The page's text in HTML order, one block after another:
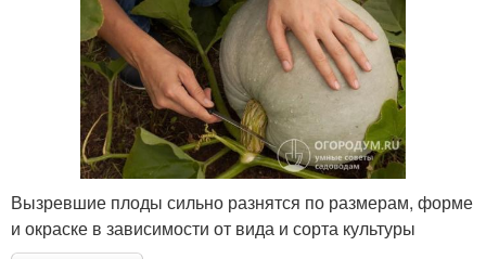
Вызревшие плоды сильно разнятся по размерам, форме
и окраске в зависимости от вида и сорта культуры